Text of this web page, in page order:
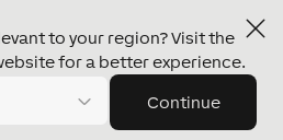
to your region? Visit the
for a better experience.
Continue